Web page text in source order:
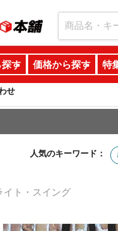
す 価格から探す 特
せ
人気のキーワード：
イト・スイング